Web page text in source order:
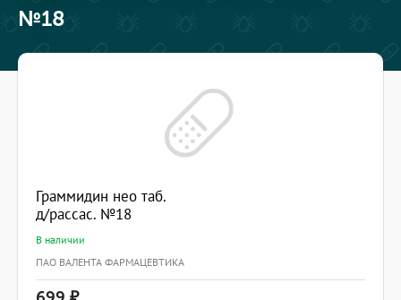
№18
Граммидин нео таб.
д/рассас. №18
В наличии
ПАО ВАЛЕНТА ФАРМАЦЕВТИКА